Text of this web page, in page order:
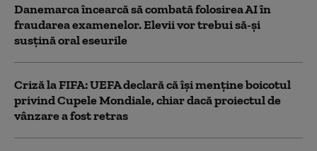
Danemarca încearcă să combată folosirea AI în
fraudarea examenelor. Elevii vor trebui să-şi
susţină oral eseurile
Criză la FIFA: UEFA declară că îşi menţine boicotul
privind Cupele Mondiale, chiar dacă proiectul de
vânzare a fost retras